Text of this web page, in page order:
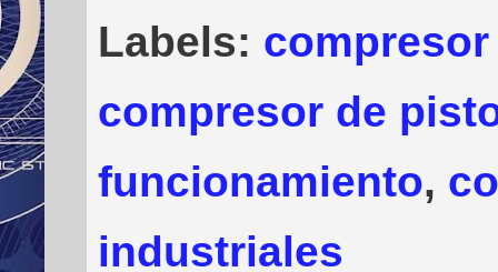
Labels:
compresor de
funcionamiento,
industriales